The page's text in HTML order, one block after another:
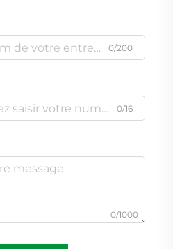
0/200
0/16
0/1000